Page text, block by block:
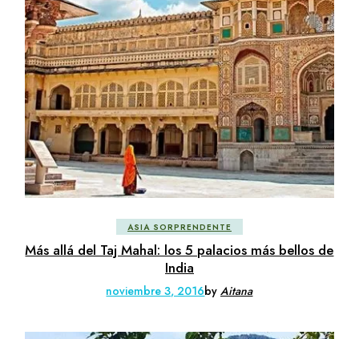
ASIA SORPRENDENTE
Más allá del Taj Mahal: los 5 palacios más bellos de
India
noviembre 3, 2016byAitana